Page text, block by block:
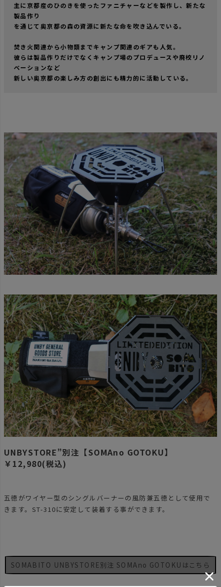
主に京都産のひのきを使ったファニチャーなどを製作し、新たな
製品作り
を通じて奥京都の森の資源に新たな命を吹き込んでいる。
焚き火関連から小物類までキャンプ関連のギアも人気。
彼らは製品作りだけでなくキャンプ場のプロデュースや廃校リノ
ベーションなど
新しい奥京都の楽しみ方の創出にも精力的に活動している。
UNBYSTORE”別注【SOMAno GOTOKU】
￥12,980(税込)
五徳がワイヤー型のシングルバーナーの風防兼五徳として使用で
きます。ST-310に安定して装着する事ができます。
SOMABITO UNBYSTORE別注 SOMAno GOTOKUはこちら